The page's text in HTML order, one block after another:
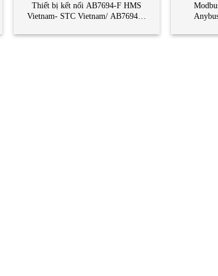
Thiết bị kết nối AB7694-F HMS
Vietnam- STC Vietnam/ AB7694-F